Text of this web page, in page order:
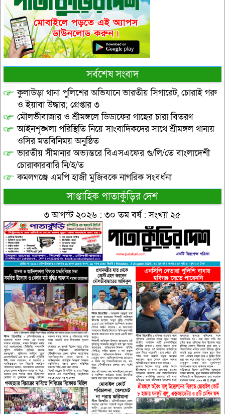
সর্বশেষ সংবাদ
কুলাউড়া থানা পুলিশের অভিযানে ভারতীয় সিগারেট, চোরাই গরু
ও ইয়াবা উদ্ধার; গ্রেপ্তার ৩
মৌলভীবাজার ও শ্রীমঙ্গলে ডিডাফের গাছের চারা বিতরণ
আইনশৃঙ্খলা পরিস্থিতি নিয়ে সাংবাদিকদের সাথে শ্রীমঙ্গল থানায়
ওসির মতবিনিময় অনুষ্ঠিত
ভারতীয় সীমানার অভ্যন্তরে বিএসএফের গু/লি/তে বাংলাদেশী
চোরাকারবারি নি/হ/ত
কমলগঞ্জে এমপি হাজী মুজিবকে নাগরিক সংবর্ধনা
সাপ্তাহিক পাতাকুঁড়ির দেশ
৩ আগস্ট ২০২৬ : ৩০ তম বর্ষ : সংখ্যা ২৫